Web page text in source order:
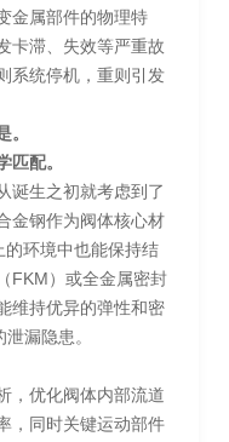
金属部件的物理特
卡滞、失效等严重故
系统停机，重则引发
。
配。
诞生之初就考虑到了
金钢作为阀体核心材
环境中也能保持结
FKM）或全金属密封
维持优异的弹性和密
漏隐患。
，优化阀体内部流道
，同时关键运动部件